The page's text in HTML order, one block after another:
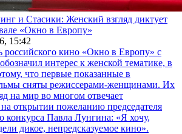
и Стасики: Женский взгляд диктует
«Окно в Европу»
15:42
российского кино «Окно в Европу» с
интерес к женской тематике, в
что первые показанные в
сняты режиссерами-женщинами. Их
на мир во многом отвечает
открытии пожеланию председателя
конкурса Павла Лунгина: «Я хочу,
дикое, непредсказуемое кино».